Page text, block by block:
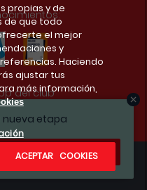
nueva etapa
del club
propias y de
de que todo
el mejor
y
Haciendo
ajustar tus
más información,
ACEPTAR COOKIES